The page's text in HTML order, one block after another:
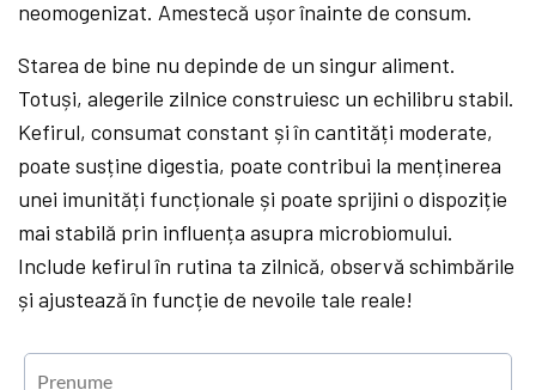
neomogenizat. Amestecă ușor înainte de consum.
Starea de bine nu depinde de un singur aliment.
Totuși, alegerile zilnice construiesc un echilibru stabil.
Kefirul, consumat constant și în cantități moderate,
poate susține digestia, poate contribui la menținerea
unei imunități funcționale și poate sprijini o dispoziție
mai stabilă prin influența asupra microbiomului.
Include kefirul în rutina ta zilnică, observă schimbările
și ajustează în funcție de nevoile tale reale!